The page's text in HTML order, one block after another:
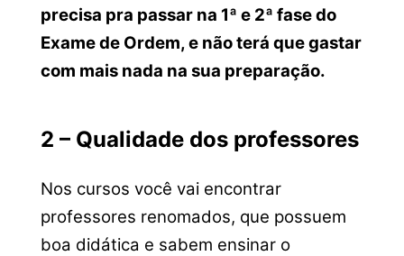
precisa pra passar na 1ª e 2ª fase do
Exame de Ordem, e não terá que gastar
com mais nada na sua preparação.
2 – Qualidade dos professores
Nos cursos você vai encontrar
professores renomados, que possuem
boa didática e sabem ensinar o